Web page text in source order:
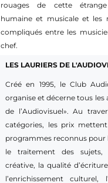
rouages de cette
humaine et musicale et les
compliqués entre les
chef.
LES LAURIERS DE
Créé en 1995, le Club
organise et décerne tous les
de l’Audiovisuel». Au
catégories, les prix
programmes reconnus pour
le traitement des sujets,
créative, la qualité
l’enrichissement culturel,